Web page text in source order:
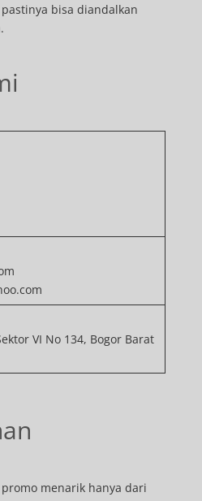
bisa diandalkan
VI No 134, Bogor Barat
menarik hanya dari